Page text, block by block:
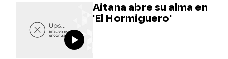
Aitana abre su alma en
'El Hormiguero'